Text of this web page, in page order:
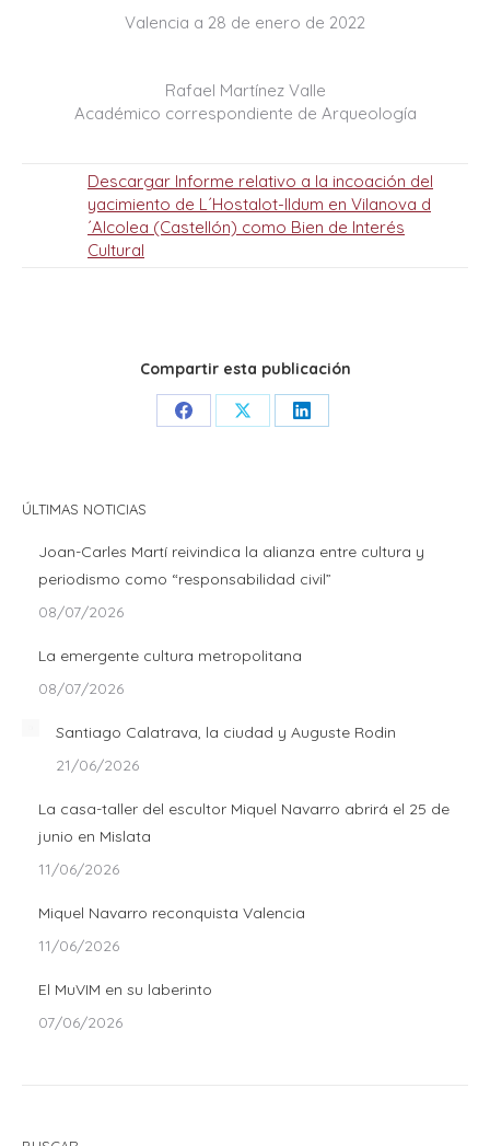
Valencia a 28 de enero de 2022
Rafael Martínez Valle
Académico correspondiente de Arqueología
Descargar Informe relativo a la incoación del
yacimiento de L´Hostalot-Ildum en Vilanova d
´Alcolea (Castellón) como Bien de Interés
Cultural
Compartir esta publicación
Share Share Share
ÚLTIMAS NOTICIAS
Joan-Carles Martí reivindica la alianza entre cultura y
periodismo como “responsabilidad civil”
08/07/2026
La emergente cultura metropolitana
08/07/2026
Santiago Calatrava, la ciudad y Auguste Rodin
21/06/2026
La casa-taller del escultor Miquel Navarro abrirá el 25 de
junio en Mislata
11/06/2026
Miquel Navarro reconquista Valencia
11/06/2026
El MuVIM en su laberinto
07/06/2026